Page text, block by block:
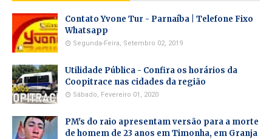
Contato Yvone Tur - Parnaíba | Telefone Fixo
Whatsapp
Segunda-Feira, Setembro 02, 2019
Utilidade Pública - Confira os horários da
Coopitrace nas cidades da região
Sábado, Fevereiro 01, 2020
PM's do raio apresentam versão para a morte
de homem de 23 anos em Timonha, em Granja